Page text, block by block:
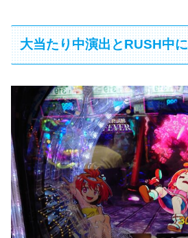
大当たり中演出とRUSH中